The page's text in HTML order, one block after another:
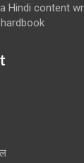
Hindi content